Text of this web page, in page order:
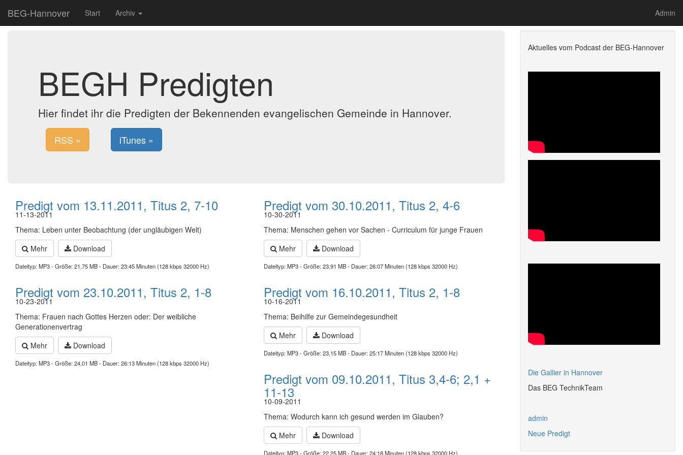
BEG-Hannover Admin
Start Archiv
BEGH Predigten
Hier findet ihr die Predigten der Bekennenden evangelischen Gemeinde in Hannover.
RSS » iTunes »
Predigt vom 13.11.2011, Titus 2, 7-10
11-13-2011
Thema: Leben unter Beobachtung (der ungläubigen Welt)
Mehr
Download
Dateityp: MP3 - Größe: 21,75 MB - Dauer: 23:45 Minuten (128 kbps 32000 Hz)
Predigt vom 30.10.2011, Titus 2, 4-6
10-30-2011
Thema: Menschen gehen vor Sachen - Curriculum für junge Frauen
Mehr
Download
Dateityp: MP3 - Größe: 23,91 MB - Dauer: 26:07 Minuten (128 kbps 32000 Hz)
Predigt vom 23.10.2011, Titus 2, 1-8
10-23-2011
Thema: Frauen nach Gottes Herzen oder: Der weibliche
Generationenvertrag
Mehr
Download
Dateityp: MP3 - Größe: 24,01 MB - Dauer: 26:13 Minuten (128 kbps 32000 Hz)
Predigt vom 16.10.2011, Titus 2, 1-8
10-16-2011
Thema: Beihilfe zur Gemeindegesundheit
Mehr
Download
Dateityp: MP3 - Größe: 23,15 MB - Dauer: 25:17 Minuten (128 kbps 32000 Hz)
Predigt vom 09.10.2011, Titus 3,4-6; 2,1 +
11-13
10-09-2011
Thema: Wodurch kann ich gesund werden im Glauben?
Mehr
Download
Dateityp: MP3 - Größe: 22,25 MB - Dauer: 24:18 Minuten (128 kbps 32000 Hz)
Aktuelles vom Podcast der BEG-Hannover
Die Gallier in Hannover
Das BEG TechnikTeam
admin
Neue Predigt